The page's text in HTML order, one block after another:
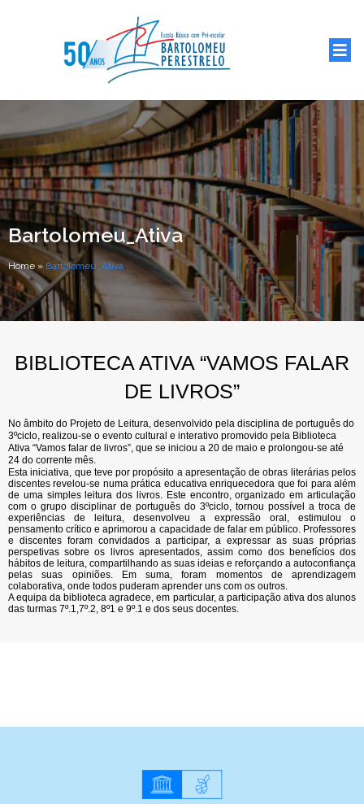
Bartolomeu_Ativa
Home » Bartolomeu_Ativa
BIBLIOTECA ATIVA “VAMOS FALAR
DE LIVROS”
No âmbito do Projeto de Leitura, desenvolvido pela disciplina de português do
3ºciclo, realizou-se o evento cultural e interativo promovido pela Biblioteca
Ativa “Vamos falar de livros”, que se iniciou a 20 de maio e prolongou-se até
24 do corrente mês.
Esta iniciativa, que teve por propósito a apresentação de obras literárias pelos
discentes revelou-se numa prática educativa enriquecedora que foi para além
de uma simples leitura dos livros. Este encontro, organizado em articulação
com o grupo disciplinar de português do 3ºciclo, tornou possível a troca de
experiências de leitura, desenvolveu a expressão oral, estimulou o
pensamento crítico e aprimorou a capacidade de falar em público. Professores
e discentes foram convidados a participar, a expressar as suas próprias
perspetivas sobre os livros apresentados, assim como dos benefícios dos
hábitos de leitura, compartilhando as suas ideias e reforçando a autoconfiança
pelas suas opiniões. Em suma, foram momentos de aprendizagem
colaborativa, onde todos puderam aprender uns com os outros.
A equipa da biblioteca agradece, em particular, a participação ativa dos alunos
das turmas 7º.1,7º.2, 8º1 e 9º.1 e dos seus docentes.